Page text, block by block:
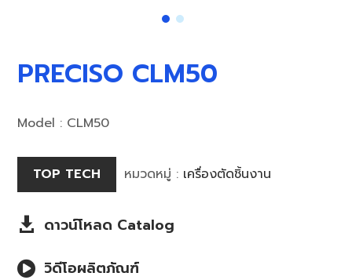
PRECISO CLM50
Model : CLM50
TOP TECH หมวดหมู่ : เครื่องตัดชิ้นงาน
 ดาวน์โหลด Catalog
 วิดีโอผลิตภัณฑ์